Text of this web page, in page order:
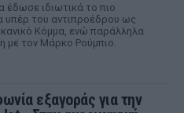
έδωσε ιδιωτικά το πιο
υπέρ του αντιπροέδρου ως
Κόμμα, ενώ παράλληλα
με τον Μάρκο Ρούμπιο.
εξαγοράς για την